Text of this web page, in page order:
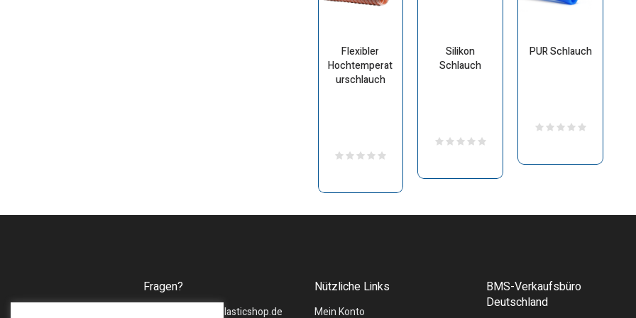
Flexibler
Hochtemperat
urschlauch
Silikon
Schlauch
PUR Schlauch
Fragen?
sales@bmsplasticshop.de
Nützliche Links
Mein Konto
BMS-Verkaufsbüro
Deutschland